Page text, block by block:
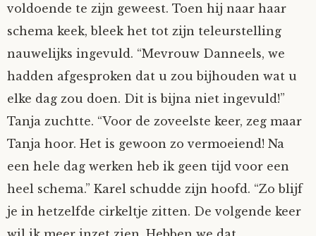
voldoende te zijn geweest. Toen hij naar haar
schema keek, bleek het tot zijn teleurstelling
nauwelijks ingevuld. “Mevrouw Danneels, we
hadden afgesproken dat u zou bijhouden wat u
elke dag zou doen. Dit is bijna niet ingevuld!”
Tanja zuchtte. “Voor de zoveelste keer, zeg maar
Tanja hoor. Het is gewoon zo vermoeiend! Na
een hele dag werken heb ik geen tijd voor een
heel schema.” Karel schudde zijn hoofd. “Zo blijf
je in hetzelfde cirkeltje zitten. De volgende keer